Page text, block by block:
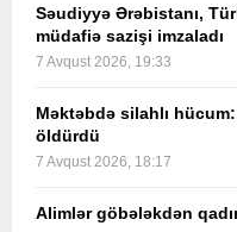
Səudiyyə Ərəbistanı,
müdafiə sazişi imzaladı
7 Avqust 2026, 19:33
Məktəbdə silahlı
öldürdü
7 Avqust 2026, 18:17
Alimlər göbələkdən